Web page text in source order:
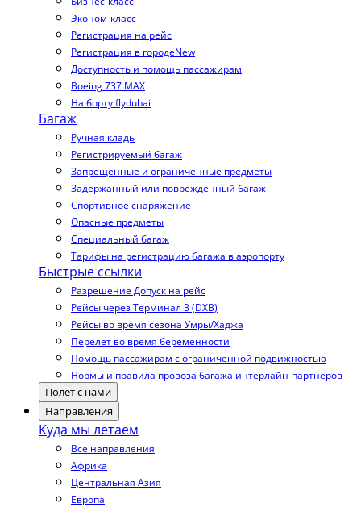
Эконом-класс
Регистрация на рейс
Регистрация в городеNew
Доступность и помощь пассажирам
Boeing 737 MAX
На борту flydubai
Багаж
Ручная кладь
Регистрируемый багаж
Запрещенные и ограниченные предметы
Задержанный или поврежденный багаж
Спортивное снаряжение
Опасные предметы
Специальный багаж
Тарифы на регистрацию багажа в аэропорту
Быстрые ссылки
Разрешение Допуск на рейс
Рейсы через Терминал 3 (DXB)
Рейсы во время сезона Умры/Хаджа
Перелет во время беременности
Помощь пассажирам с ограниченной подвижностью
Нормы и правила провоза багажа интерлайн-партнеров
Полет с нами
Направления
Куда мы летаем
Все направления
Африка
Центральная Азия
Европа